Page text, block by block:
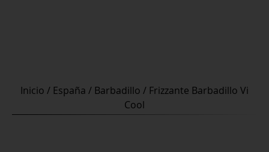
Inicio / España / Barbadillo / Frizzante Barbadillo Vi
Cool